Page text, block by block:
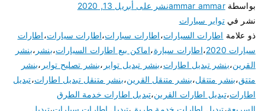
بواسطةammar ammarنشر على أبريل 13, 2020
نشر فيتواير سيارات
ذو علامة اطارات السيارات،اطارات سبارات،اطارات سيارات،اطارات
سيارات 2020
،اطارات سيارة،اماكن بيع اطارات السيارات،بنشر ،بنشر
القرين،بنشر تبديل اطارات،بنشر تبديل تواير ،بنشر تصليح تواير ،بنشر
متتق،بنشر متتقل،بنشر متنقل القرين،بنشر متنقل تبديل اطارات،تبديل
اطارات،تبديل اطارات القرين،تبديل اطارات خدمة الطرق